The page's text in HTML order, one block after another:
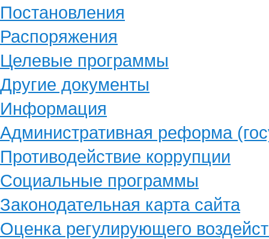
Постановления
Распоряжения
Целевые программы
Другие документы
Информация
Административная реформа
Противодействие коррупции
Социальные программы
Законодательная карта сайта
Оценка регулирующего